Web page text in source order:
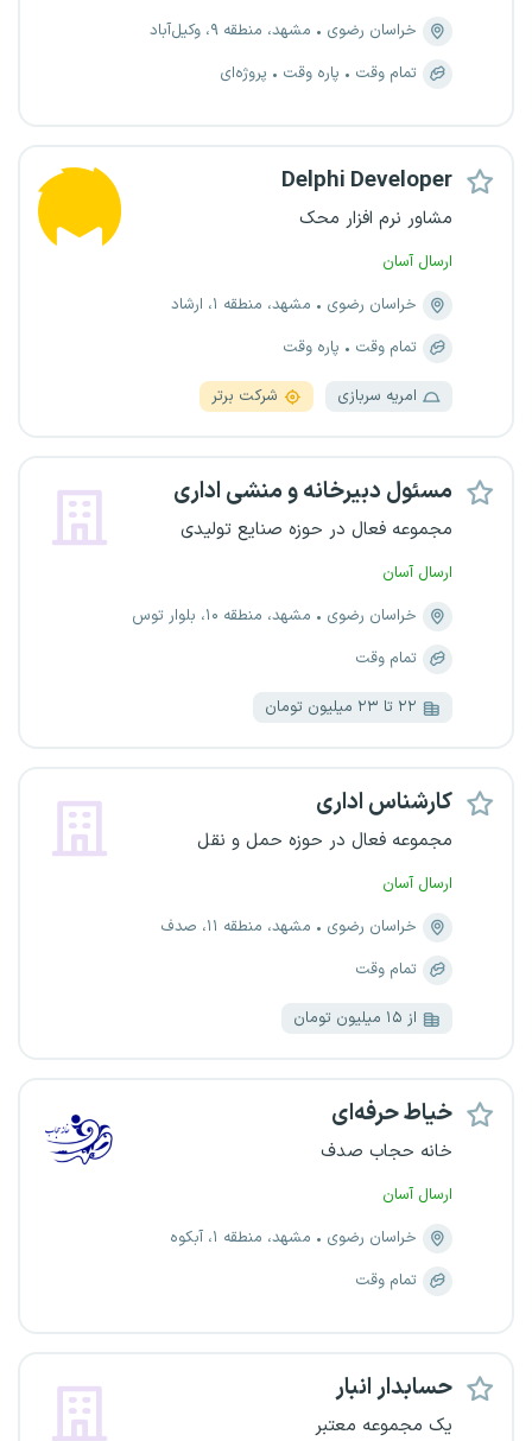
خراسان رضوی
مشهد، منطقه ۹، وکیل‌آباد
تمام وقت
پاره وقت پروژه‌ای
Delphi Developer
مشاور نرم افزار محک
ارسال آسان
خراسان رضوی
مشهد، منطقه ۱، ارشاد
تمام وقت
پاره وقت
امریه سربازی شرکت برتر
مسئول دبیرخانه و منشی اداری
مجموعه فعال در حوزه صنایع تولیدی
ارسال آسان
خراسان رضوی
مشهد، منطقه ۱۰، بلوار توس
تمام وقت
۲۲ تا ۲۳ میلیون تومان
کارشناس اداری
مجموعه فعال در حوزه حمل و نقل
ارسال آسان
خراسان رضوی
مشهد، منطقه ۱۱، صدف
تمام وقت
از ۱۵ میلیون تومان
خیاط حرفه‌ای
خانه حجاب صدف
ارسال آسان
خراسان رضوی
مشهد، منطقه ۱، آبکوه
تمام وقت
حسابدار انبار
یک مجموعه معتبر